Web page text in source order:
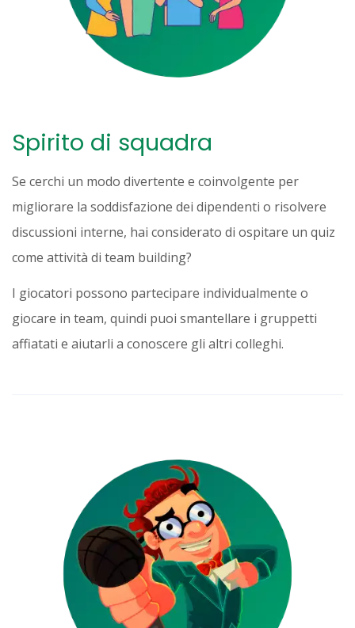
Spirito di squadra
Se cerchi un modo divertente e coinvolgente per
migliorare la soddisfazione dei dipendenti o risolvere
discussioni interne, hai considerato di ospitare un quiz
come attività di team building?
I giocatori possono partecipare individualmente o
giocare in team, quindi puoi smantellare i gruppetti
affiatati e aiutarli a conoscere gli altri colleghi.